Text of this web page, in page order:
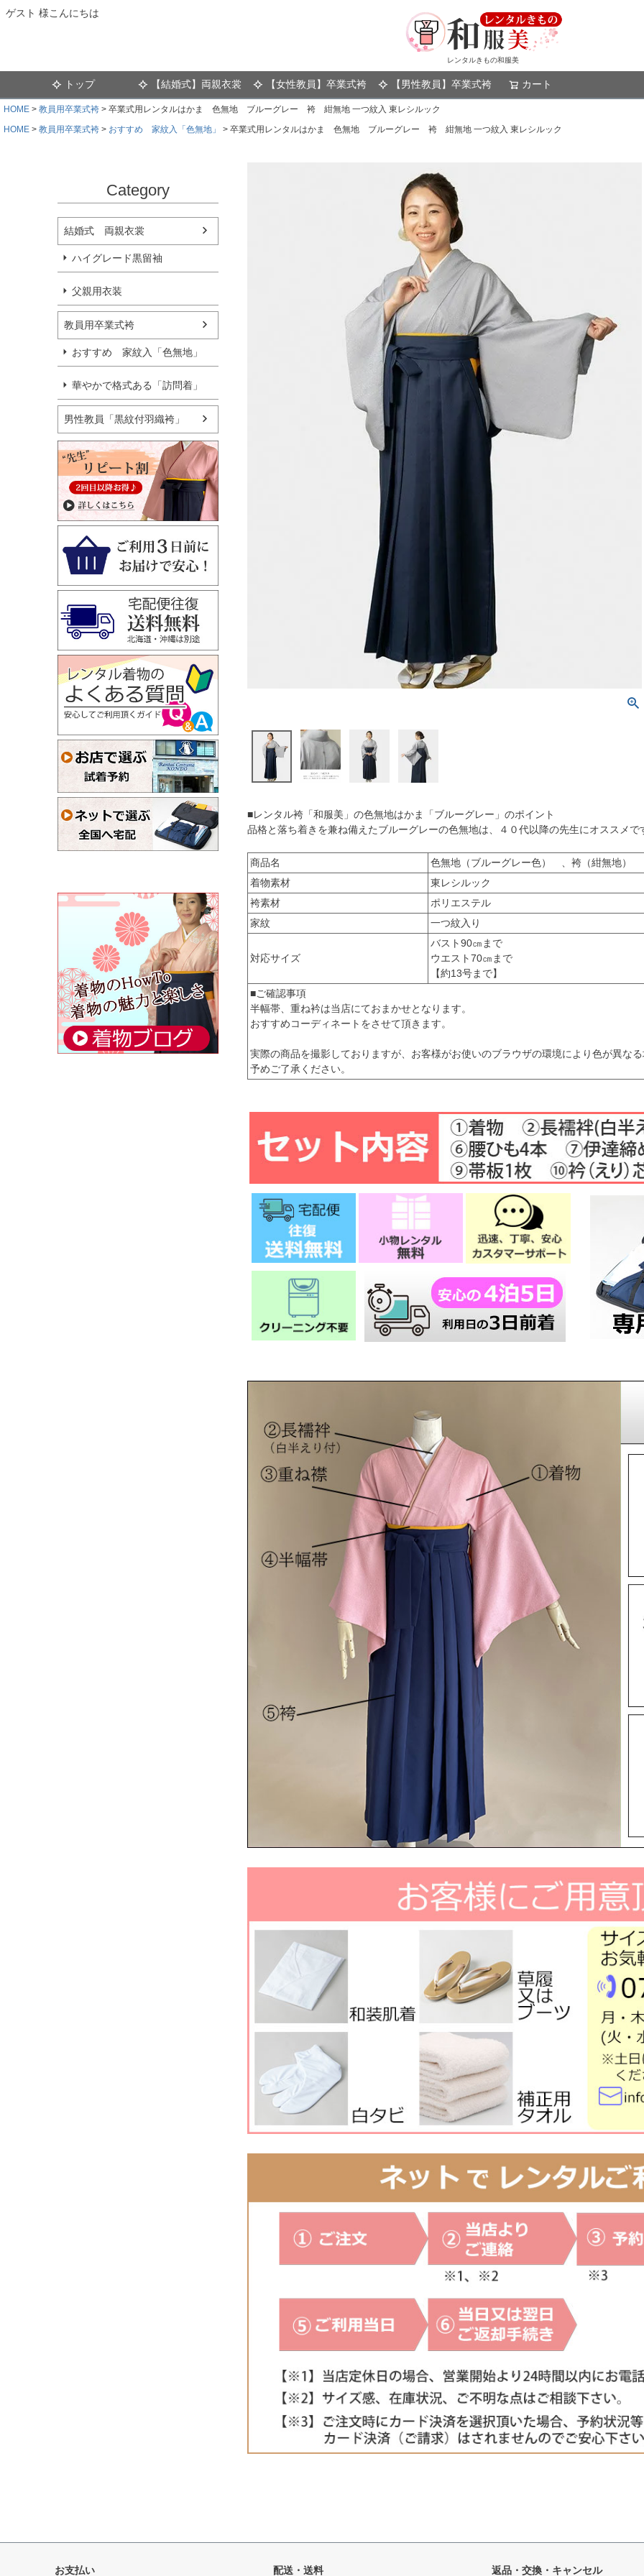
ゲスト 様こんにちは
レンタルきもの和服美
トップ 【結婚式】両親衣裳 【女性教員】卒業式袴 【男性教員】卒業式袴 カート
検索
HOME 教員用卒業式袴
卒業式用レンタルはかま 色無地 ブルーグレー 袴 紺無地 一つ紋入 東レシルック
HOME
教員用卒業式袴 おすすめ 家紋入「色無地」 卒業式用レンタルはかま 色無地 ブルーグレー 袴 紺無地 一つ紋入 東レシルック
Category
結婚式 両親衣裳
ハイグレード黒留袖
父親用衣装
教員用卒業式袴
おすすめ 家紋入「色無地」
華やかで格式ある「訪問着」
男性教員「黒紋付羽織袴」
■レンタル袴「和服美」の色無地はかま「ブルーグレー」のポイント
品格と落ち着きを兼ね備えたブルーグレーの色無地は、４０代以降の先生にオススメで
商品名
色無地（ブルーグレー色） 、袴（紺無地）
着物素材
東レシルック
袴素材
ポリエステル
家紋
一つ紋入り
対応サイズ
バスト90㎝まで
ウエスト70㎝まで
【約13号まで】
■ご確認事項
半幅帯、重ね衿は当店にておまかせとなります。
おすすめコーディネートをさせて頂きます。
実際の商品を撮影しておりますが、お客様がお使いのブラウザの環境により色が異な
予めご了承ください。
お支払い 配送・送料 返品・交換・キャンセル